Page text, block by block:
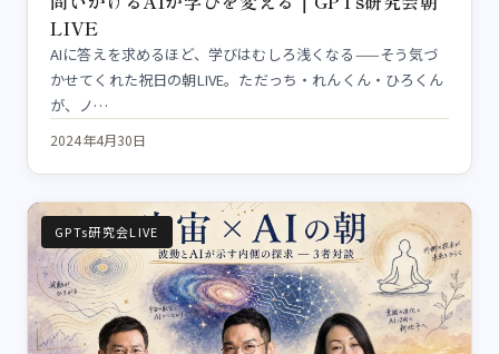
LIVE
AIに答えを求めるほど、学びはむしろ浅くなる——そう気づ
かせてくれた祝日の朝LIVE。ただっち・れんくん・ひろくん
が、ノ…
2024年4月30日
GPTs研究会LIVE